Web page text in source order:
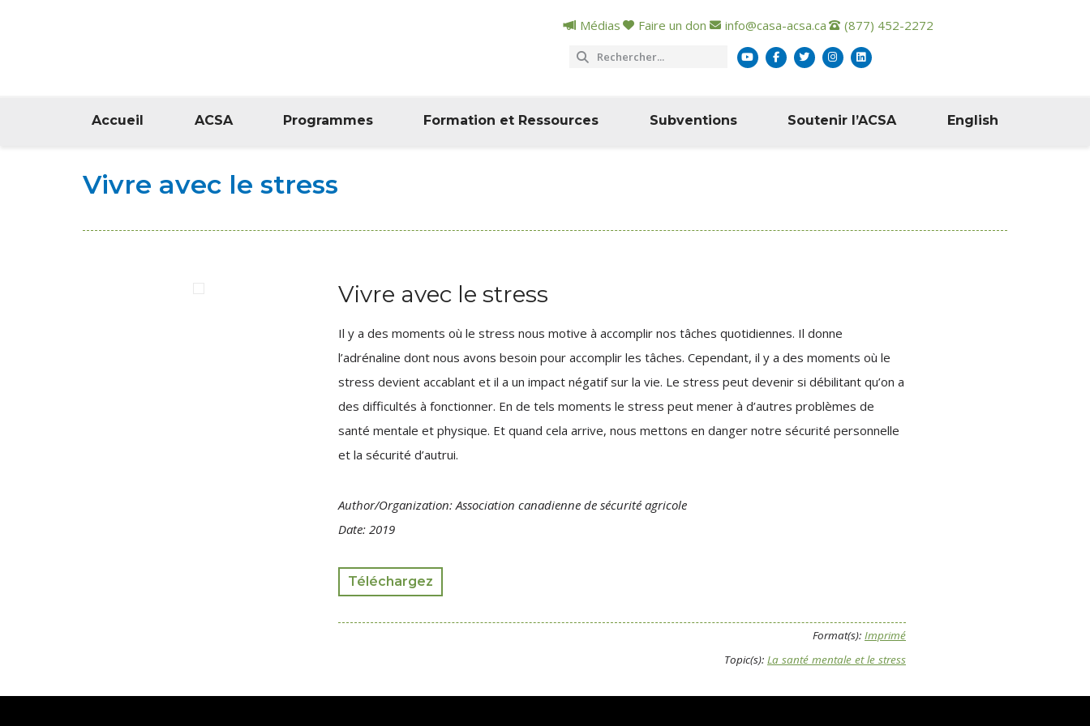
Médias Faire un don info@casa-acsa.ca (877) 452-2272
Accueil ACSA Programmes Formation et Ressources Subventions Soutenir l’ACSA English
Vivre avec le stress
Vivre avec le stress
Il y a des moments où le stress nous motive à accomplir nos tâches quotidiennes. Il donne
l’adrénaline dont nous avons besoin pour accomplir les tâches. Cependant, il y a des moments où le
stress devient accablant et il a un impact négatif sur la vie. Le stress peut devenir si débilitant qu’on a
des difficultés à fonctionner. En de tels moments le stress peut mener à d’autres problèmes de
santé mentale et physique. Et quand cela arrive, nous mettons en danger notre sécurité personnelle
et la sécurité d’autrui.
Author/Organization: Association canadienne de sécurité agricole
Date: 2019
Téléchargez
Format(s): Imprimé
Topic(s): La santé mentale et le stress